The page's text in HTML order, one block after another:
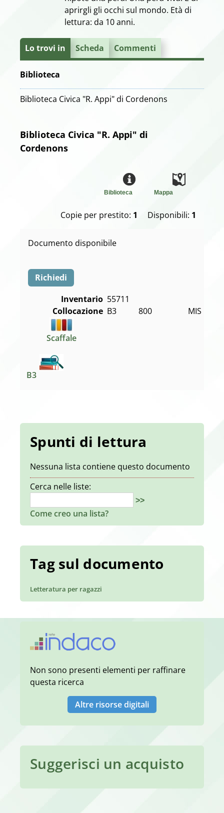
aprirgli gli occhi sul mondo. Età di
lettura: da 10 anni.
Lo trovi in Scheda Commenti
Biblioteca
Biblioteca Civica "R. Appi" di Cordenons
Biblioteca Civica "R. Appi" di
Cordenons
Mappa
Biblioteca
Copie per prestito: 1 Disponibili: 1
Documento disponibile
Richiedi
Inventario 55711
Collocazione B3           800                  MIS
Scaffale
B3
Spunti di lettura
Nessuna lista contiene questo documento
Cerca nelle liste:
>>
Come creo una lista?
Tag sul documento
Letteratura per ragazzi
Non sono presenti elementi per raffinare
questa ricerca
Altre risorse digitali
Suggerisci un acquisto